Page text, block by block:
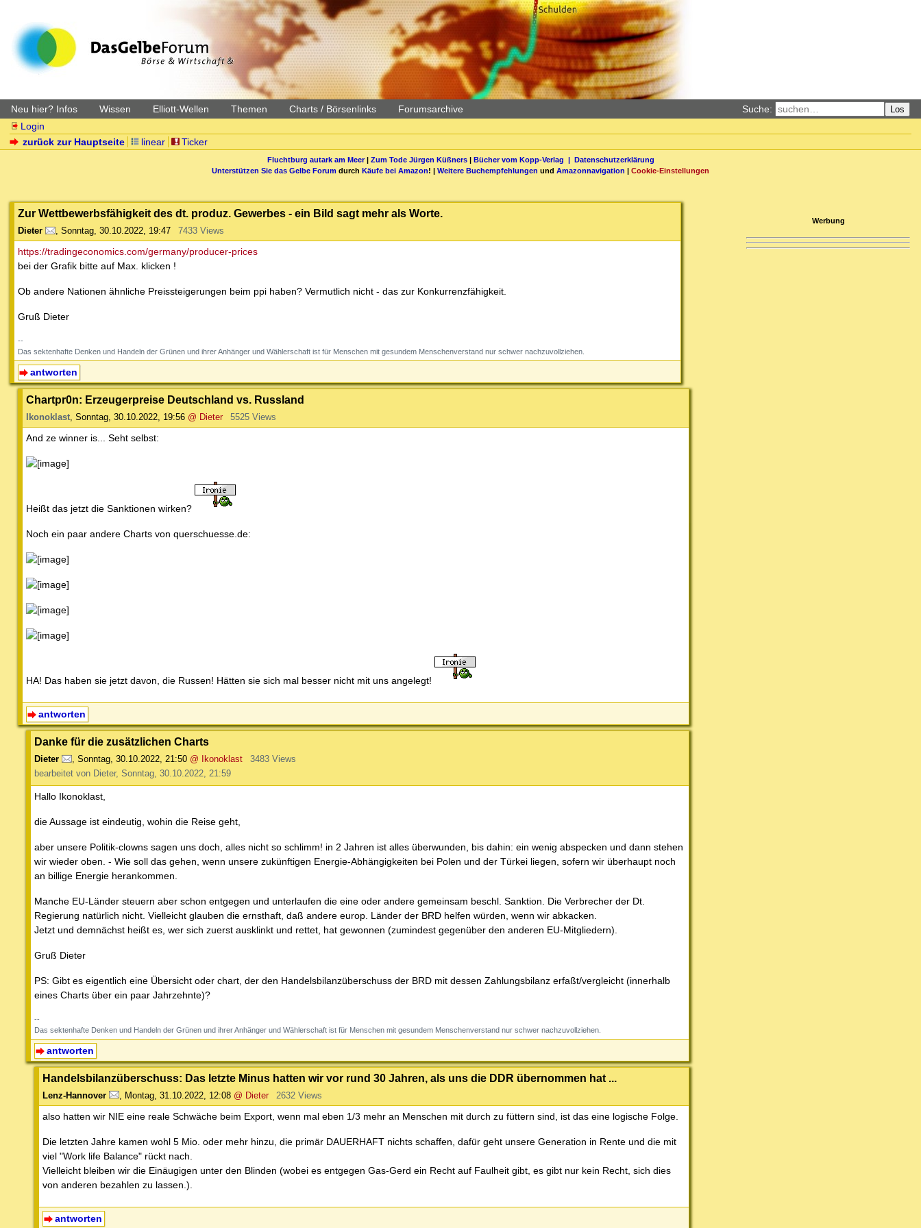
Neu hier? Infos Wissen Elliott-Wellen Themen Charts / Börsenlinks Forumsarchive Suche: Los
Login
zurück zur Hauptseite
linear Ticker
Fluchtburg autark am Meer| Zum Tode Jürgen Küßners| Bücher vom Kopp-Verlag | Datenschutzerklärung
Unterstützen Sie das Gelbe Forum durch Käufe bei Amazon! | Weitere Buchempfehlungen und Amazonnavigation | Cookie-Einstellungen
Zur Wettbewerbsfähigkeit des dt. produz. Gewerbes - ein Bild sagt mehr als Worte.
Dieter , Sonntag, 30.10.2022, 19:47 7433 Views
https://tradingeconomics.com/germany/producer-prices
bei der Grafik bitte auf Max. klicken !
Ob andere Nationen ähnliche Preissteigerungen beim ppi haben? Vermutlich nicht - das zur Konkurrenzfähigkeit.
Gruß Dieter
--
Das sektenhafte Denken und Handeln der Grünen und ihrer Anhänger und Wählerschaft ist für Menschen mit gesundem Menschenverstand nur schwer nachzuvollziehen.
antworten
Chartpr0n: Erzeugerpreise Deutschland vs. Russland
Ikonoklast, Sonntag, 30.10.2022, 19:56 @ Dieter 5525 Views
And ze winner is... Seht selbst:
Heißt das jetzt die Sanktionen wirken?
Noch ein paar andere Charts von querschuesse.de:
HA! Das haben sie jetzt davon, die Russen! Hätten sie sich mal besser nicht mit uns angelegt!
antworten
Danke für die zusätzlichen Charts
Dieter , Sonntag, 30.10.2022, 21:50 @ Ikonoklast
3483 Views
bearbeitet von Dieter, Sonntag, 30.10.2022, 21:59
Hallo Ikonoklast,
die Aussage ist eindeutig, wohin die Reise geht,
aber unsere Politik-clowns sagen uns doch, alles nicht so schlimm! in 2 Jahren ist alles überwunden, bis dahin: ein wenig abspecken und dann stehen
wir wieder oben. - Wie soll das gehen, wenn unsere zukünftigen Energie-Abhängigkeiten bei Polen und der Türkei liegen, sofern wir überhaupt noch
an billige Energie herankommen.
Manche EU-Länder steuern aber schon entgegen und unterlaufen die eine oder andere gemeinsam beschl. Sanktion. Die Verbrecher der Dt.
Regierung natürlich nicht. Vielleicht glauben die ernsthaft, daß andere europ. Länder der BRD helfen würden, wenn wir abkacken.
Jetzt und demnächst heißt es, wer sich zuerst ausklinkt und rettet, hat gewonnen (zumindest gegenüber den anderen EU-Mitgliedern).
Gruß Dieter
PS: Gibt es eigentlich eine Übersicht oder chart, der den Handelsbilanzüberschuss der BRD mit dessen Zahlungsbilanz erfaßt/vergleicht (innerhalb
eines Charts über ein paar Jahrzehnte)?
--
Das sektenhafte Denken und Handeln der Grünen und ihrer Anhänger und Wählerschaft ist für Menschen mit gesundem Menschenverstand nur schwer nachzuvollziehen.
antworten
Handelsbilanzüberschuss: Das letzte Minus hatten wir vor rund 30 Jahren, als uns die DDR übernommen hat ...
Lenz-Hannover Montag, 31.10.2022, 12:08 @ Dieter 2632 Views
also hatten wir NIE eine reale Schwäche beim Export, wenn mal eben 1/3 mehr an Menschen mit durch zu füttern sind, ist das eine logische Folge.
Die letzten Jahre kamen wohl 5 Mio. oder mehr hinzu, die primär DAUERHAFT nichts schaffen, dafür geht unsere Generation in Rente und die mit
viel "Work life Balance" rückt nach.
Vielleicht bleiben wir die Einäugigen unter den Blinden (wobei es entgegen Gas-Gerd ein Recht auf Faulheit gibt, es gibt nur kein Recht, sich dies
von anderen bezahlen zu lassen.).
antworten
Werbung